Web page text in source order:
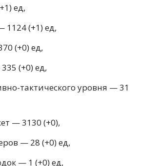
+1) ед,
1124(+1) ед,
(+0) ед,
(+0) ед,
тактического уровня — 31
— 3130 (+0),
— 28 (+0) ед,
— 1 (+0) ед,